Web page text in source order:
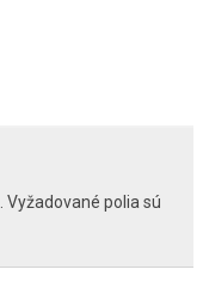
Vyžadované polia sú